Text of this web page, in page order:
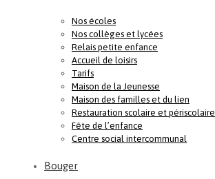
Nos écoles
Nos collèges et lycées
Relais petite enfance
Accueil de loisirs
Tarifs
Maison de la Jeunesse
Maison des familles et du lien
Restauration scolaire et périscolaire
Fête de l’enfance
Centre social intercommunal
Bouger